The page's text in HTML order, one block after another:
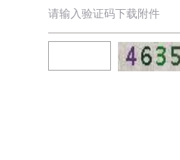
请输入验证码下载附件